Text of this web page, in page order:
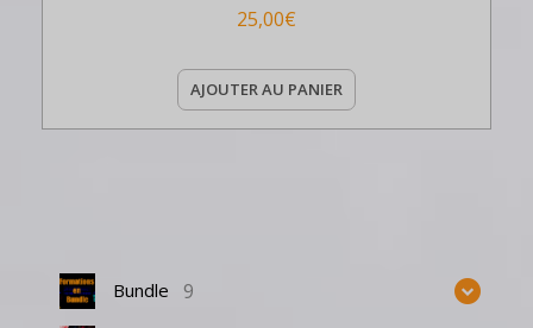
25,00€
AJOUTER AU PANIER
Bundle 9